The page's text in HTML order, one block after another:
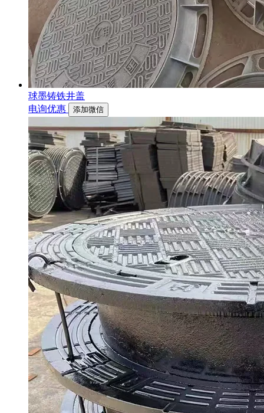
球墨铸铁井盖
电询优惠
添加微信